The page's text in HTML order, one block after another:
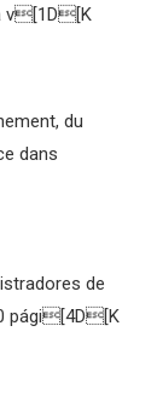
v[1D[K
du
dans
de
pági[4D[K